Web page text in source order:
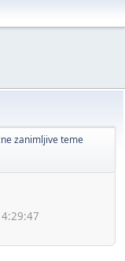
zanimljive teme